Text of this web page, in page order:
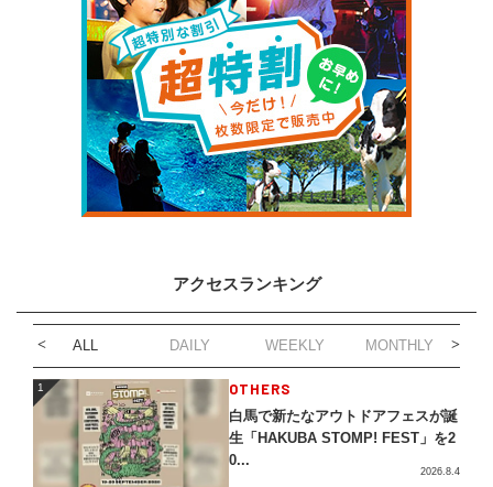
アクセスランキング
ALL DAILY WEEKLY MONTHLY
1 OTHERS
白馬で新たなアウトドアフェスが誕
生「HAKUBA STOMP! FEST」を2
0...
2026.8.4